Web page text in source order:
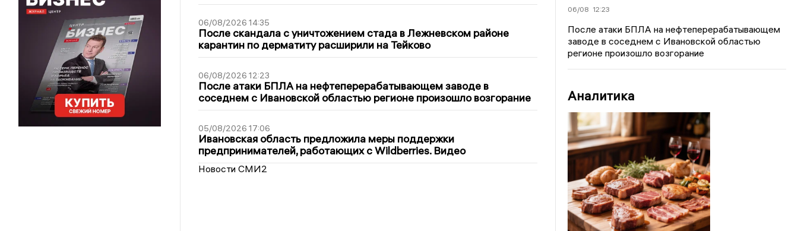
06/08/2026 14:35
После скандала с уничтожением стада в Лежневском районе
карантин по дерматиту расширили на Тейково
06/08/2026 12:23
После атаки БПЛА на нефтеперерабатывающем заводе в
соседнем с Ивановской областью регионе произошло возгорание
05/08/2026 17:06
Ивановская область предложила меры поддержки
предпринимателей, работающих с Wildberries. Видео
Новости СМИ2
06/08 12:23
После атаки БПЛА на нефтеперерабатывающем
заводе в соседнем с Ивановской областью
регионе произошло возгорание
Аналитика